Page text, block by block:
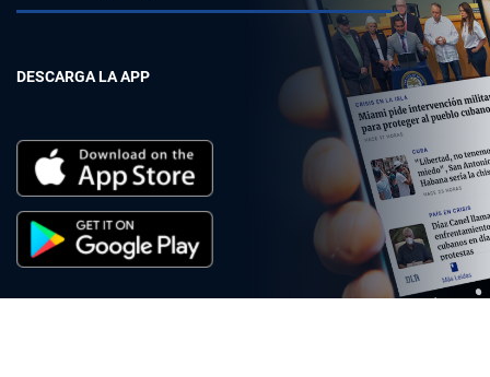
DESCARGA LA APP